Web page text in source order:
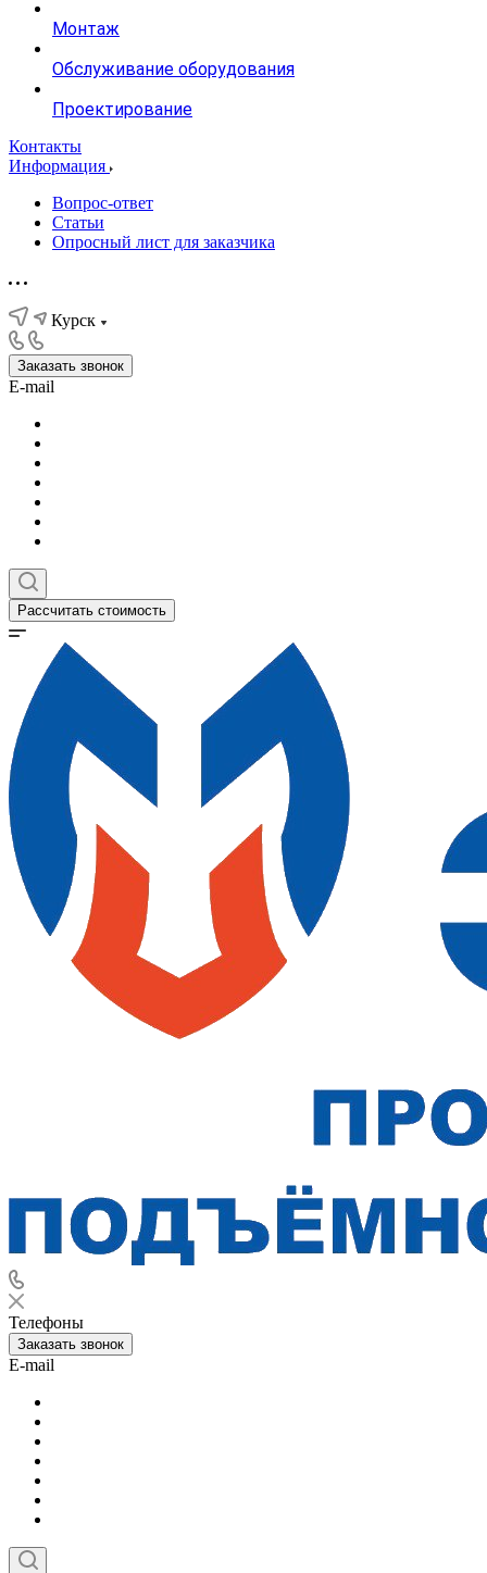
Монтаж
Обслуживание оборудования
Проектирование
Контакты
Информация
Вопрос-ответ
Статьи
Опросный лист для заказчика
Курск
Заказать звонок
E-mail
Рассчитать стоимость
Телефоны
Заказать звонок
E-mail